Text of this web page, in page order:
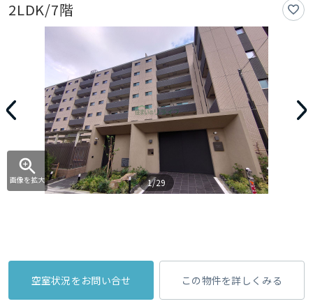
2LDK/7階
画像を拡大 1/29
空室状況をお問い合せ この物件を詳しくみる